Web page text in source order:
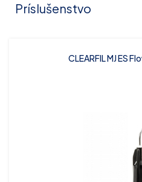
Príslušenstvo
CLEARFIL MJ ES